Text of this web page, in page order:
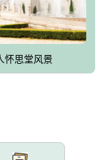
怀思堂风景